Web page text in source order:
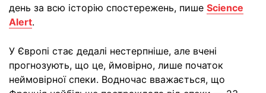
день за всю історію спостережень, пише Science
Alert.
У Європі стає дедалі нестерпніше, але вчені
прогнозують, що це, ймовірно, лише початок
неймовірної спеки. Водночас вважається, що